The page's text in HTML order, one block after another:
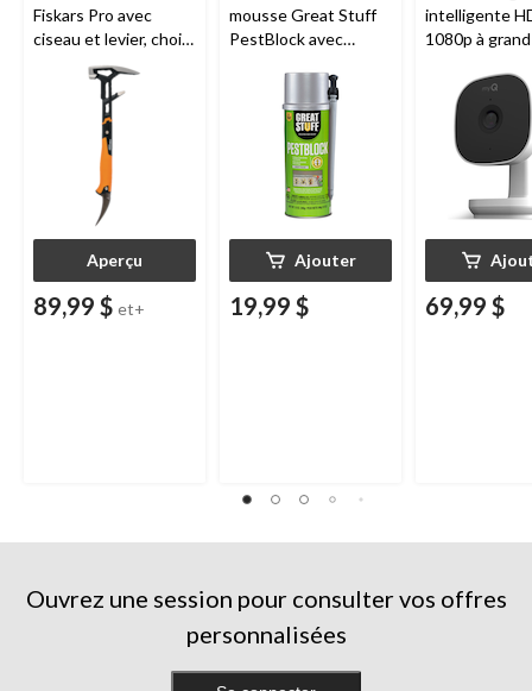
Fiskars Pro avec
ciseau et levier, choix
de tailles
Aperçu
89,99 $ et+
mousse Great Stuff
PestBlock avec
intelligent, usage
intérieur/extérieur, 12
Ajouter
19,99 $
intelligente
1080p à
nocturne,
aux
69,99 $
Ouvrez une session pour consulter vos offres
personnalisées